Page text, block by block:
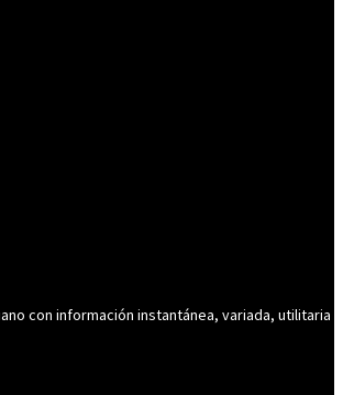
con información instantánea, variada, utilitaria